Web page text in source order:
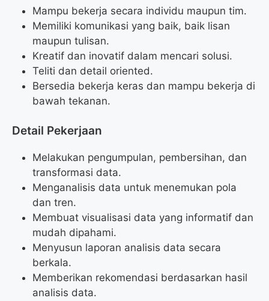
Mampu bekerja secara individu maupun tim.
Memiliki komunikasi yang baik, baik lisan
maupun tulisan.
Kreatif dan inovatif dalam mencari solusi.
Teliti dan detail oriented.
Bersedia bekerja keras dan mampu bekerja di
bawah tekanan.
Detail Pekerjaan
Melakukan pengumpulan, pembersihan, dan
transformasi data.
Menganalisis data untuk menemukan pola
dan tren.
Membuat visualisasi data yang informatif dan
mudah dipahami.
Menyusun laporan analisis data secara
berkala.
Memberikan rekomendasi berdasarkan hasil
analisis data.